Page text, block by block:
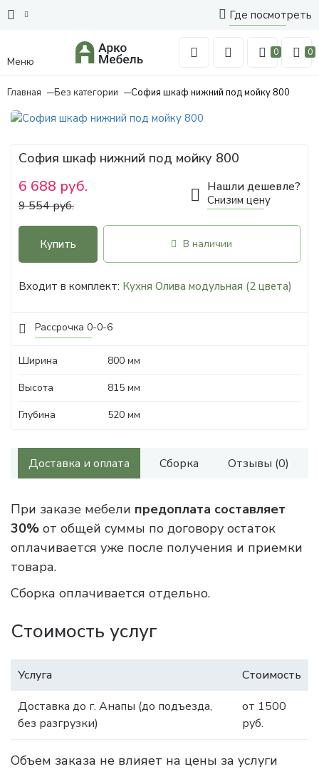
Где посмотреть
Меню
0 0
Главная Без категории София шкаф нижний под мойку 800
Рассрочка 0-0-6
София шкаф нижний под мойку 800
6 688 руб.
9 554 руб.
Нашли дешевле?
Снизим цену
Купить В наличии
Входит в комплект: Кухня Олива модульная (2 цвета)
Ширина
800 мм
Высота
815 мм
Глубина
520 мм
Доставка и оплата Сборка Отзывы (0)
При заказе мебели предоплата составляет
30% от общей суммы по договору остаток
оплачивается уже после получения и приемки
товара.
Сборка оплачивается отдельно.
Стоимость услуг
Услуга
Стоимость
Доставка до г. Анапы (до подъезда,
без разгрузки)
от 1500
руб.
Объем заказа не влияет на цены за услуги